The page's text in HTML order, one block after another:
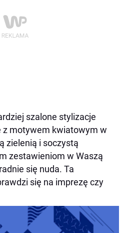
szalone stylizacje
z motywem kwiatowym w
ą zielenią i soczystą
zestawieniom w Waszą
się nuda. Ta
się na imprezę czy